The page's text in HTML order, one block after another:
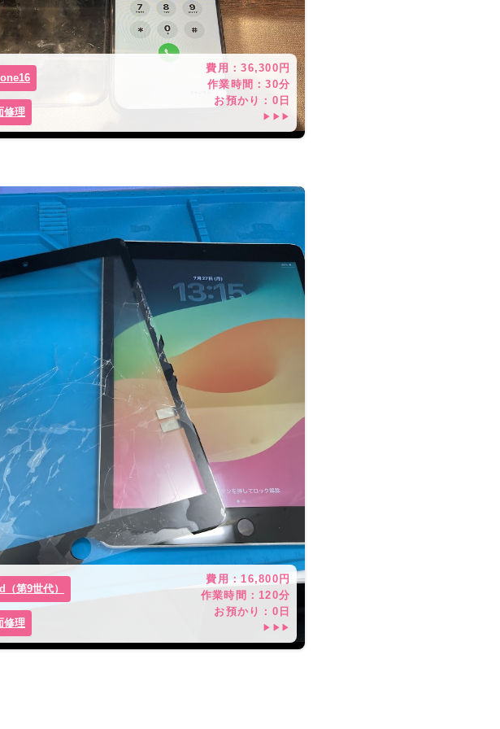
修理
費用：36,300 円
作業時間：30分
お預かり： 0 日
▶▶▶
（第9世代）
修理
費用： 16,800 円
作業時間： 120分
お預かり： 0 日
▶▶▶